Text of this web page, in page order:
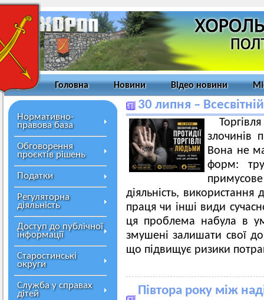
Головна Новини Відео новини
Нормативно-
правова база
Обговорення
проєктів рішень
Податки
Регуляторна
діяльність
Доступ до публічної
інформації
Старостинські
округи
Служба у справах
дітей
30 липня –
злочинів
Вона не
форм:
діяльність,
праця чи інші види
ця проблема набула в
змушені залишати свої
що підвищує ризики
Півтора року між